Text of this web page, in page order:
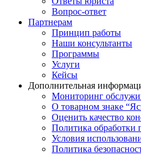
Вопрос-ответ
Партнерам
Принцип работы
Наши консультанты
Программы
Услуги
Кейсы
Дополнительная
Мониторинг
О товарном знаке
Оценить качество
Политика обработки
Условия
Политика